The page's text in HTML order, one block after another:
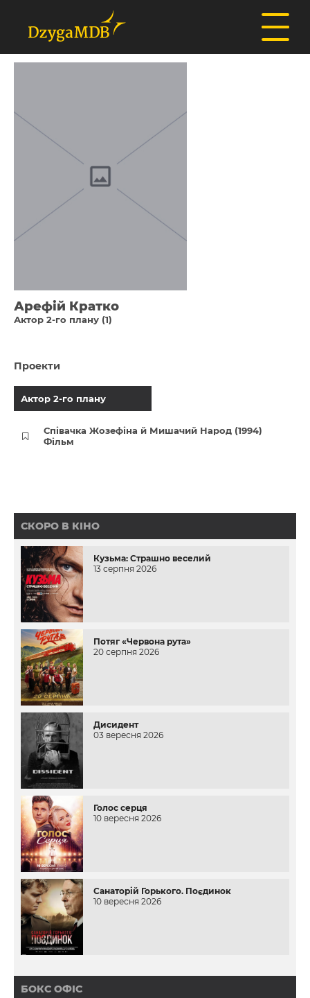
Арефій Кратко
Актор 2-го плану (1)
Проекти
Актор 2-го плану
Співачка Жозефіна й Мишачий Народ (1994)
Фільм
СКОРО В КІНО
Кузьма: Страшно веселий
13 серпня 2026
Потяг «Червона рута»
20 серпня 2026
Дисидент
03 вересня 2026
Голос серця
10 вересня 2026
Санаторій Горького. Поєдинок
10 вересня 2026
БОКС ОФІС